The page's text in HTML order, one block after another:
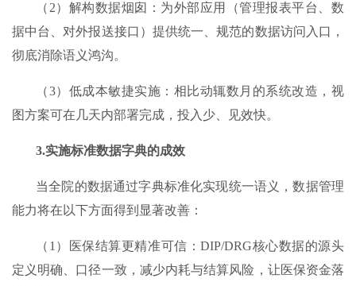
（2）解构数据烟囱：为外部应用（管理报表平台、数
据中台、对外报送接口）提供统一、规范的数据访问入口，
彻底消除语义鸿沟。
（3）低成本敏捷实施：相比动辄数月的系统改造，视
图方案可在几天内部署完成，投入少、见效快。
3.实施标准数据字典的成效​
当全院的数据通过字典标准化实现统一语义，数据管理
能力将在以下方面得到显著改善：
（1）医保结算更精准可信：DIP/DRG核心数据的源头
定义明确、口径一致，减少内耗与结算风险，让医保资金落